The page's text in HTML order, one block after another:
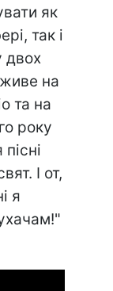
як
так і
двох
на
та на
року
І от,
я